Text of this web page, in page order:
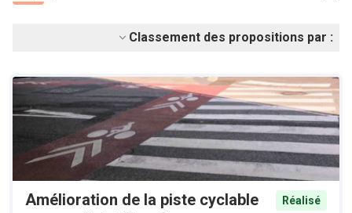
Classement des propositions par :
Amélioration de la piste cyclable
Réalisé